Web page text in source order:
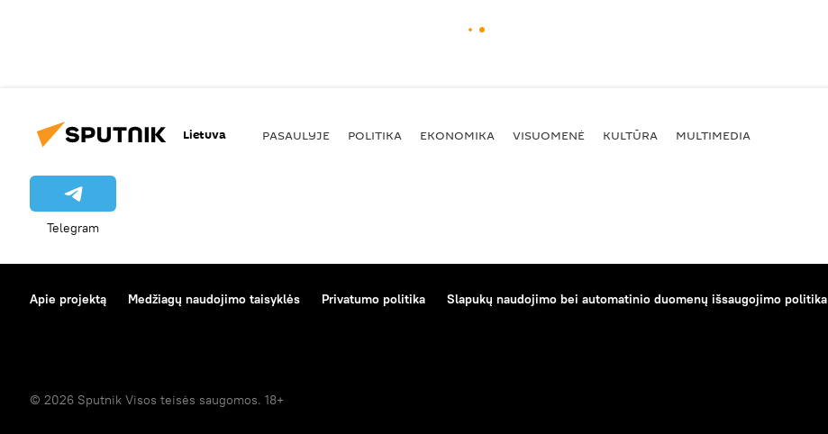
Lietuva PASAULYJE POLITIKA EKONOMIKA VISUOMENĖ KULTŪRA MULTIMEDIA
Telegram
Apie projektą Medžiagų naudojimo taisyklės Privatumo politika Slapukų naudojimo bei automatinio duomenų išsaugojimo politika
© 2026 Sputnik Visos teisės saugomos. 18+